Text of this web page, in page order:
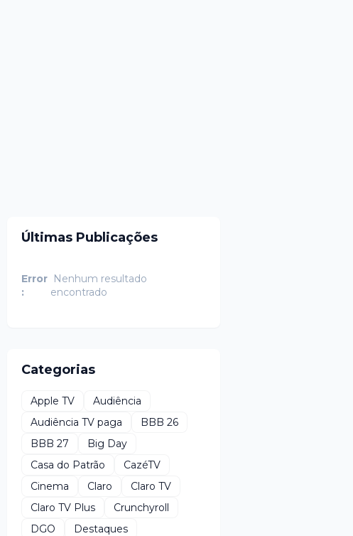
Últimas Publicações
Error
:
Nenhum resultado
encontrado
Categorias
Apple TV
Audiência
Audiência TV paga
BBB 26
BBB 27
Big Day
Casa do Patrão
CazéTV
Cinema
Claro
Claro TV
Claro TV Plus
Crunchyroll
DGO
Destaques